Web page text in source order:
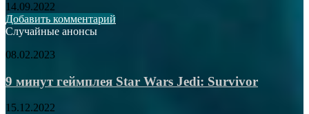
14.09.2022
Добавить комментарий
Случайные анонсы
9
геймплея
Star
Wars
08.02.2023
9 минут геймплея Star Wars Jedi: Survivor
«Безымянные
15.12.2022